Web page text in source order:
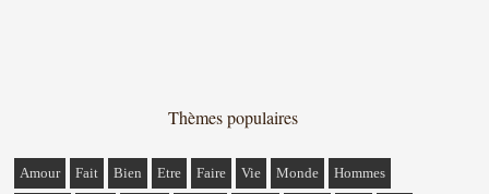
Thèmes populaires
Amour Fait Bien Etre Faire Vie Monde Hommes